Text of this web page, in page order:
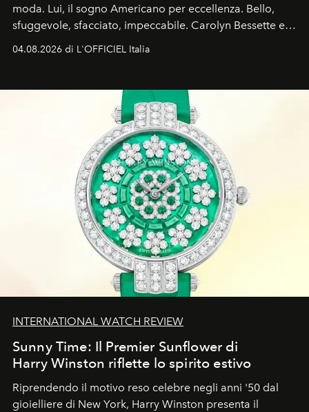
moda. Lui, il sogno Americano per eccellenza. Bello,
sfuggevole, sfacciato, impeccabile. Carolyn Bessette e
John John Kennedy sono i protagonisti della storia
04.08.2026 di L'OFFICIEL Italia
INTERNATIONAL WATCH REVIEW
Sunny Time: Il Premier Sunflower di
Harry Winston riflette lo spirito estivo
Riprendendo il motivo reso celebre negli anni '50 dal
gioielliere di New York, Harry Winston presenta il